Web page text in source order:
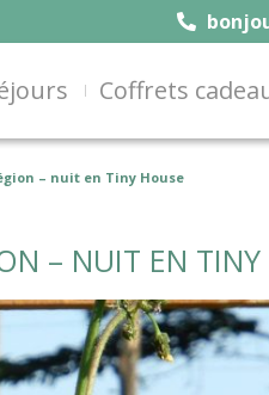
Coffrets
– nuit en Tiny House
– NUIT EN TINY